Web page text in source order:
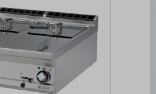
cleaning
Worktop material:
st